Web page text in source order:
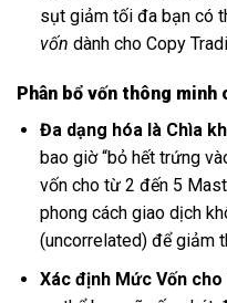
sụt giảm tối đa bạn có
vốn dành cho Copy
Phân bổ vốn thông
Đa dạng hóa là Chìa
bao giờ “bỏ hết trứng
vốn cho từ 2 đến 5
phong cách giao dịch
(uncorrelated) để giảm
Xác định Mức Vốn